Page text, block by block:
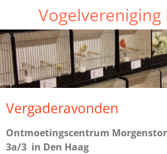
naar
de
hoofdinhoud
Vogelvereniging
Vergaderavonden
Ontmoetingscentrum
3a/3 in Den Haag